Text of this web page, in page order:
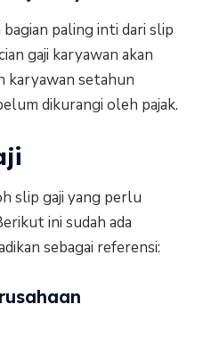
paling inti dari slip
gaji karyawan akan
karyawan setahun
dikurangi oleh pajak.
slip gaji yang perlu
ini sudah ada
sebagai referensi: